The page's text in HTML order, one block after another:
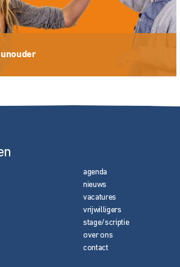
agenda
nieuws
vacatures
vrijwilligers
stage/scriptie
over ons
contact